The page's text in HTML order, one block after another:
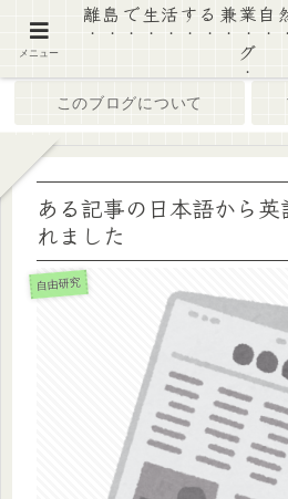
このブログについて
ある記事の日本語から
れました
自由研究
メニュー
離島で生活する兼業自
グ